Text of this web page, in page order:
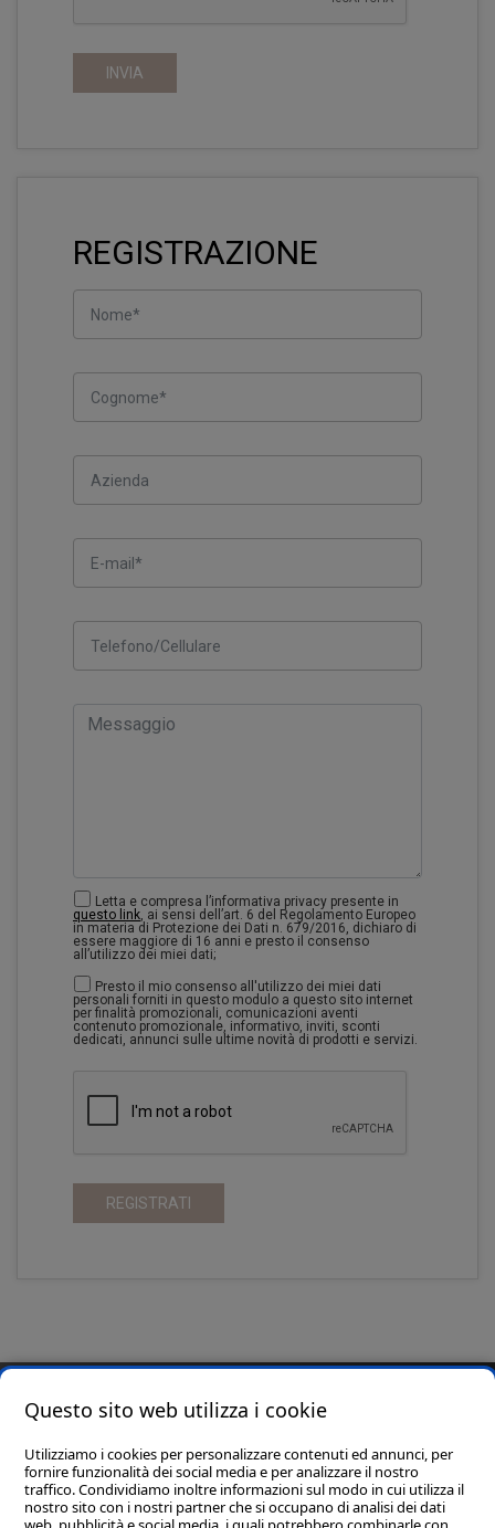
INVIA
REGISTRAZIONE
Letta e compresa l’informativa privacy presente in
questo link, ai sensi dell’art. 6 del Regolamento Europeo
in materia di Protezione dei Dati n. 679/2016, dichiaro di
essere maggiore di 16 anni e presto il consenso
all’utilizzo dei miei dati;
Presto il mio consenso all'utilizzo dei miei dati
personali forniti in questo modulo a questo sito internet
per finalità promozionali, comunicazioni aventi
contenuto promozionale, informativo, inviti, sconti
dedicati, annunci sulle ultime novità di prodotti e servizi.
REGISTRATI
Questo sito web utilizza i cookie
Utilizziamo i cookies per personalizzare contenuti ed annunci, per
fornire funzionalità dei social media e per analizzare il nostro
traffico. Condividiamo inoltre informazioni sul modo in cui utilizza il
nostro sito con i nostri partner che si occupano di analisi dei dati